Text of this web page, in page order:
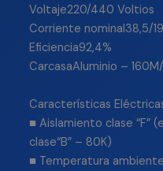
Voltaje220/440 Voltios
Corriente nominal38,5/
Eficiencia92,4%
CarcasaAluminio –
Características
■ Aislamiento clase “F”
clase“B” – 80K)
■ Temperatura